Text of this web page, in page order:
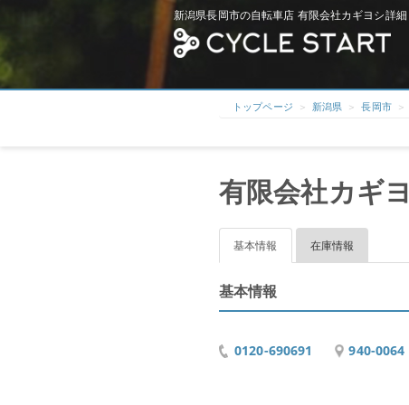
新潟県長岡市の自転車店 有限会社カギヨシ詳
トップページ 新潟県 長岡市
有限会社カギ
基本情報 在庫情報
基本情報
0120-690691 940-0064